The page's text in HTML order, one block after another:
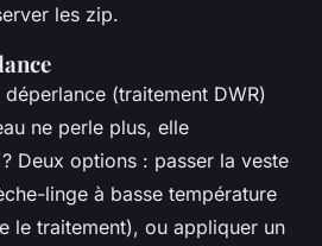
les zip.
(traitement DWR)
ne perle plus, elle
Deux options : passer la veste
linge à basse température
le traitement), ou appliquer un